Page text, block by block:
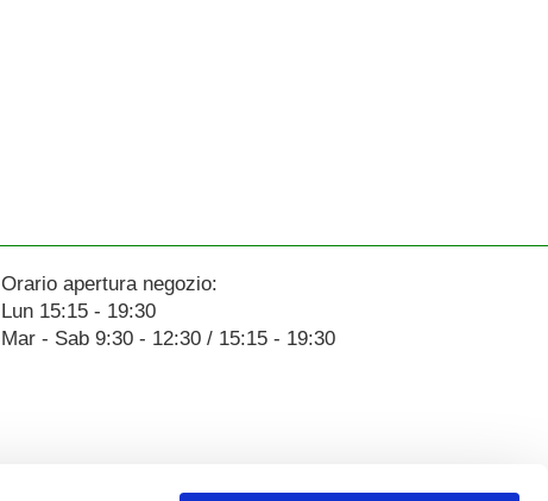
Orario apertura negozio:
Lun 15:15 - 19:30
Mar - Sab 9:30 - 12:30 / 15:15 - 19:30